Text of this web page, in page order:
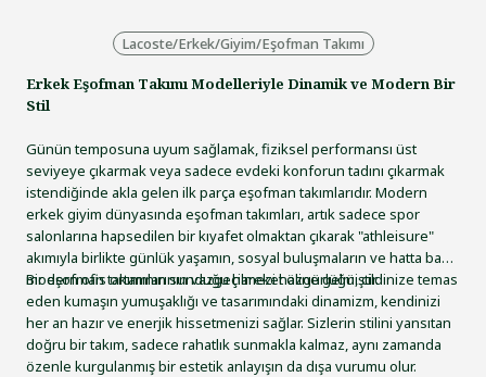
Lacoste/Erkek/Giyim/Eşofman Takımı
Erkek Eşofman Takımı Modelleriyle Dinamik ve Modern Bir
Stil
Günün temposuna uyum sağlamak, fiziksel performansı üst
seviyeye çıkarmak veya sadece evdeki konforun tadını çıkarmak
istendiğinde akla gelen ilk parça eşofman takımlarıdır. Modern
erkek giyim dünyasında eşofman takımları, artık sadece spor
salonlarına hapsedilen bir kıyafet olmaktan çıkarak "athleisure"
akımıyla birlikte günlük yaşamın, sosyal buluşmaların ve hatta bazı
modern ofis ortamlarının vazgeçilmezi haline gelmiştir.
Bir eşofman takımının sunduğu hareket özgürlüğü, cildinize temas
eden kumaşın yumuşaklığı ve tasarımındaki dinamizm, kendinizi
her an hazır ve enerjik hissetmenizi sağlar. Sizlerin stilini yansıtan
doğru bir takım, sadece rahatlık sunmakla kalmaz, aynı zamanda
özenle kurgulanmış bir estetik anlayışın da dışa vurumu olur.